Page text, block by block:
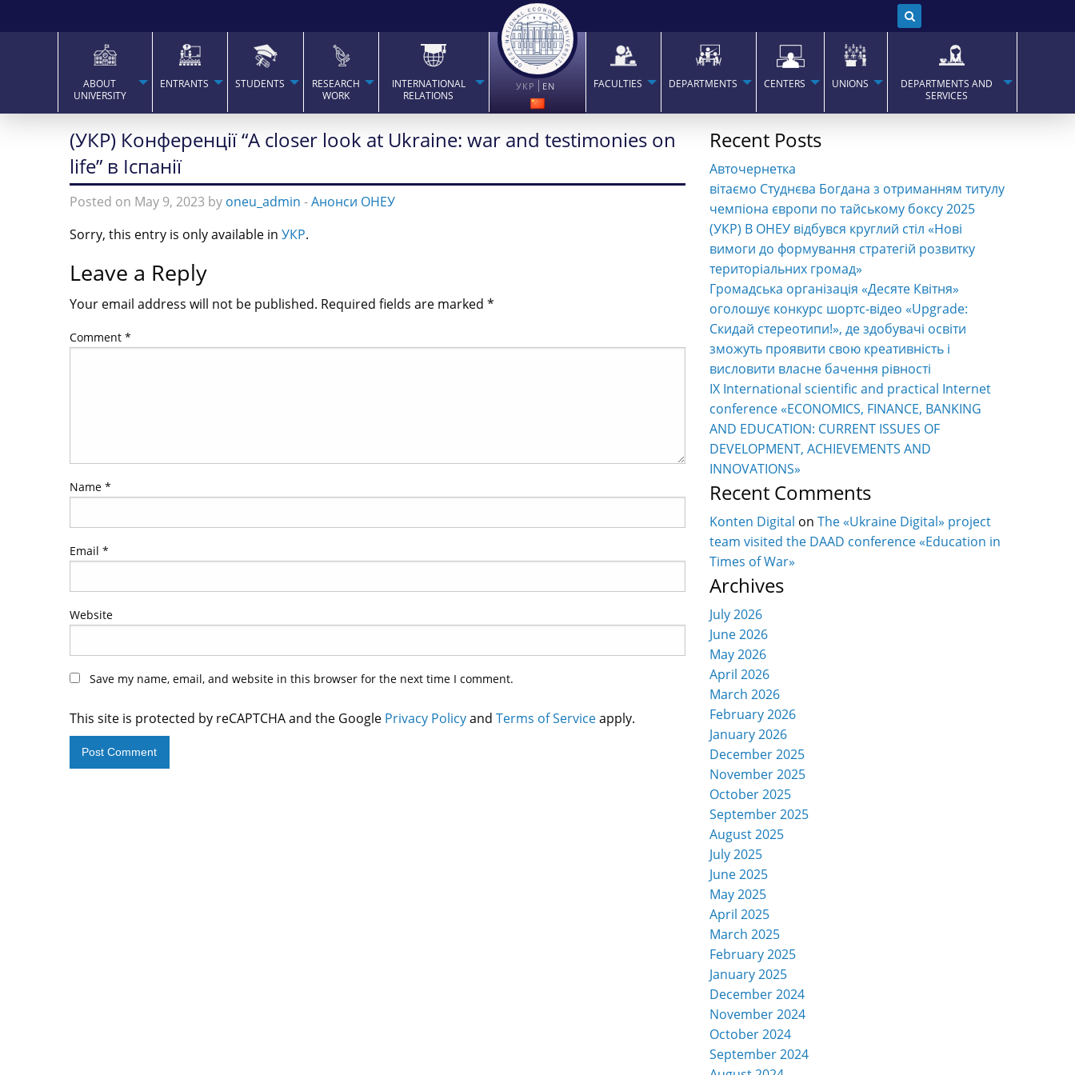
ABOUT
UNIVERSITY
ENTRANTS STUDENTS
RESEARCH
WORK
INTERNATIONAL
RELATIONS
УКР EN FACULTIES DEPARTMENTS CENTERS UNIONS
DEPARTMENTS AND
SERVICES
(УКР) Конференції “A closer look at Ukraine: war and testimonies on
life” в Іспанії
Posted on May 9, 2023 by oneu_admin -Анонси ОНЕУ
Sorry, this entry is only available in УКР.
Leave a Reply
Your email address will not be published. Required fields are marked *
Comment *
Name *
Email *
Website
Save my name, email, and website in this browser for the next time I comment.
This site is protected by reCAPTCHA and the Google Privacy Policyand Terms of Serviceapply.
Recent Posts
Авточернетка
вітаємо Студнєва Богдана з отриманням титулу
чемпіона європи по тайському боксу 2025
(УКР) В ОНЕУ відбувся круглий стіл «Нові
вимоги до формування стратегій розвитку
територіальних громад»
Громадська організація «Десяте Квітня»
оголошує конкурс шортс-відео «Upgrade:
Скидай стереотипи!», де здобувачі освіти
зможуть проявити свою креативність і
висловити власне бачення рівності
IX International scientific and practical Internet
conference «ECONOMICS, FINANCE, BANKING
AND EDUCATION: CURRENT ISSUES OF
DEVELOPMENT, ACHIEVEMENTS AND
INNOVATIONS»
Recent Comments
Konten Digital onThe «Ukraine Digital» project
team visited the DAAD conference «Education in
Times of War»
Archives
July 2026
June 2026
May 2026
April 2026
March 2026
February 2026
January 2026
December 2025
November 2025
October 2025
September 2025
August 2025
July 2025
June 2025
May 2025
April 2025
March 2025
February 2025
January 2025
December 2024
November 2024
October 2024
September 2024